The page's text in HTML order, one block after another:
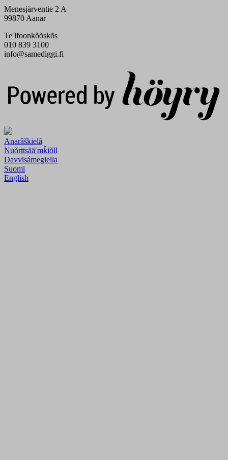
Menesjärventie 2 A
99870 Aanar
Teʹlfoonkõõskõs
010 839 3100
info@samediggi.fi
Anarâškielâ
Nuõrttsääʹmǩiõll
Davvisámegiella
Suomi
English